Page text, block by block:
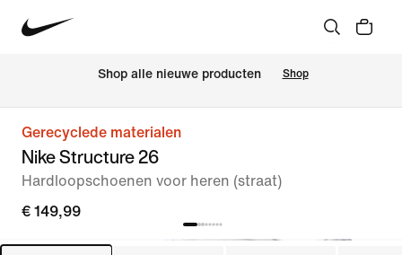
Shop alle nieuwe producten Shop
Gerecyclede materialen
Nike Structure 26
Hardloopschoenen voor heren (straat)
€ 149,99